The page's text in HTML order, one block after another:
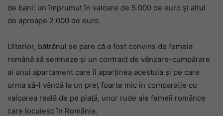
de bani: un împrumut în valoare de 5.000 de euro și altul
de aproape 2.000 de euro.
Ulterior, bătrânul se pare că a fost convins de femeia
română să semneze și un contract de vânzare-cumpărare
al unui apartament care îi aparținea acestuia și pe care
urma să-l vândă la un preț foarte mic în comparație cu
valoarea reală de pe piață, unor rude ale femeii românce
care locuiesc în România.